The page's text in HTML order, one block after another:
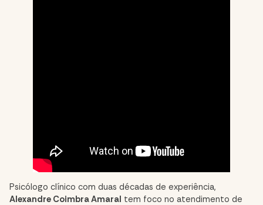
Psicólogo clínico com duas décadas de experiência,
Alexandre Coimbra Amaral tem foco no atendimento de